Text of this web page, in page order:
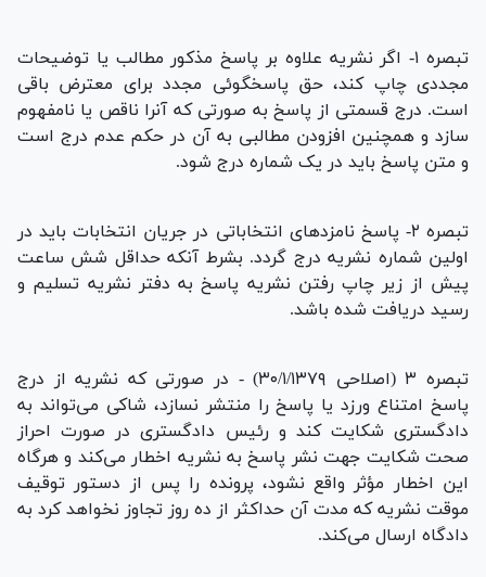
تبصره ۱- اگر نشریه علاوه بر پاسخ مذکور مطالب یا توضیحات
مجددی چاپ کند، حق پاسخگوئی مجدد برای‏ معترض باقی
است. درج قسمتی از پاسخ به صورتی که آنرا ناقص یا نامفهوم
سازد و همچنین افزودن مطالبی به آن در حکم عدم درج است
و متن پاسخ باید در یک شماره درج شود.
تبصره ۲- پاسخ نامزد‌های انتخاباتی در جریان انتخابات باید در
اولین شماره نشریه درج گردد. بشرط آنکه حداقل شش ساعت
پیش از زیر چاپ رفتن نشریه پاسخ به دفتر نشریه تسلیم و
رسید دریافت شده باشد.
تبصره ۳ (اصلاحی ۳۰/۱/۱۳۷۹) - در صورتی که نشریه از درج
پاسخ امتناع ورزد یا پاسخ را منتشر نسازد، شاکی می‌تواند به
دادگستری شکایت کند و رئیس دادگستری در صورت احراز
صحت شکایت جهت نشر پاسخ به نشریه اخطار می‌کند و هرگاه
این اخطار مؤثر واقع نشود، پرونده را پس از دستور توقیف
موقت نشریه که مدت آن حداکثر از ده روز تجاوز نخواهد کرد به
دادگاه ارسال می‌کند.